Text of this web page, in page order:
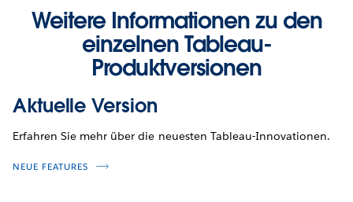
Weitere Informationen zu den
einzelnen Tableau-
Produktversionen
Aktuelle Version
Erfahren Sie mehr über die neuesten Tableau-Innovationen.
NEUE FEATURES